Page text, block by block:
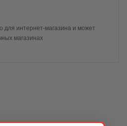
для интернет-магазина и может
магазинах